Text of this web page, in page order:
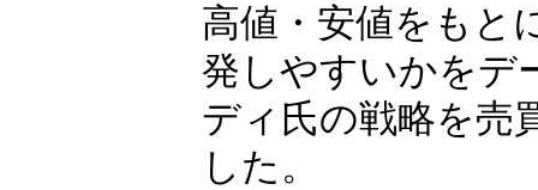
高値・安値をもと
発しやすいかをデ
ディ氏の戦略を売
した。